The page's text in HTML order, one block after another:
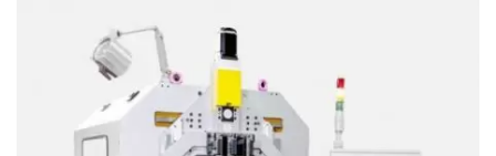
Fabricación De Muelles
Industriales Con Máquinas
Especializadas De Xinda